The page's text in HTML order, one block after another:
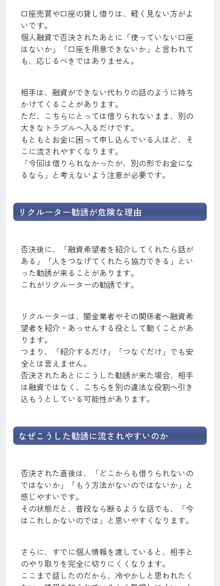
口座売買や口座の貸し借りは、軽く見ない方がよ
いです。
個人融資で否決されたあとに「使っていない口座
はないか」「口座を用意できないか」と言われて
も、応じるべきではありません。
相手は、融資ができない代わりの話のように持ち
かけてくることがあります。
ただ、こちらにとっては借りられないまま、別の
大きなトラブルへ入るだけです。
もともとお金に困って申し込んでいる人ほど、そ
こに流されやすくなります。
「今回は借りられなかったが、別の形でお金にな
るなら」と考えないよう注意が必要です。
リクルーター勧誘が危険な理由
否決後に、「融資希望者を紹介してくれたら話が
ある」「人をつなげてくれたら協力できる」とい
った勧誘が来ることがあります。
これがリクルーターの勧誘です。
リクルーターは、闇金業者やその関係者へ融資希
望者を紹介・あっせんする役として動くことがあ
ります。
つまり、「紹介するだけ」「つなぐだけ」でも安
全とは言えません。
否決されたあとにこうした勧誘が来た場合、相手
は融資ではなく、こちらを別の違法な役割へ引き
込もうとしている可能性があります。
なぜこうした勧誘に流されやすいのか
否決された直後は、「どこからも借りられないの
ではないか」「もう方法がないのではないか」と
感じやすいです。
その状態だと、普段なら断るような話でも、「今
はこれしかないのでは」と思いやすくなります。
さらに、すでに個人情報を渡していると、相手と
のやり取りを完全に切りにくくなります。
ここまで話したのだから、冷やかしと思われたく